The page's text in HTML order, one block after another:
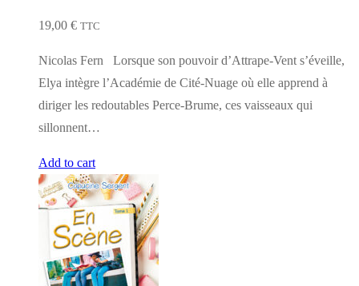
19,00 € TTC
Nicolas Fern Lorsque son pouvoir d’Attrape-Vent s’éveille,
Elya intègre l’Académie de Cité-Nuage où elle apprend à
diriger les redoutables Perce-Brume, ces vaisseaux qui
sillonnent…
Add to cart